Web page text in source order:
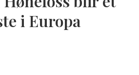
i Europa